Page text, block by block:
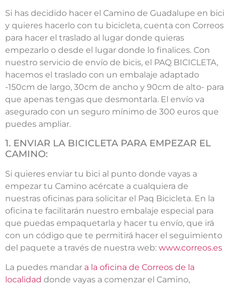
Si has decidido hacer el Camino de Guadalupe en bici
y quieres hacerlo con tu bicicleta, cuenta con Correos
para hacer el traslado al lugar donde quieras
empezarlo o desde el lugar donde lo finalices. Con
nuestro servicio de envío de bicis, el PAQ BICICLETA,
hacemos el traslado con un embalaje adaptado
-150cm de largo, 30cm de ancho y 90cm de alto- para
que apenas tengas que desmontarla. El envío va
asegurado con un seguro mínimo de 300 euros que
puedes ampliar.
1. ENVIAR LA BICICLETA PARA EMPEZAR EL
CAMINO:
Si quieres enviar tu bici al punto donde vayas a
empezar tu Camino acércate a cualquiera de
nuestras oficinas para solicitar el Paq Bicicleta. En la
oficina te facilitarán nuestro embalaje especial para
que puedas empaquetarla y hacer tu envío, que irá
con un código que te permitirá hacer el seguimiento
del paquete a través de nuestra web: www.correos.es
La puedes mandar a la oficina de Correos de la
localidad donde vayas a comenzar el Camino,